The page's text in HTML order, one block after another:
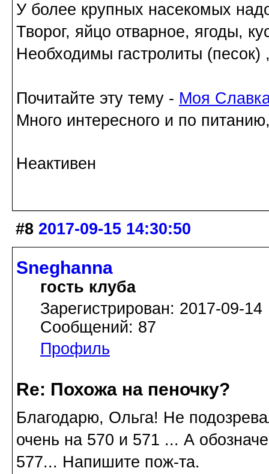
У более крупных насекомых
Творог, яйцо отварное, ягоды,
Необходимы гастролиты
Почитайте эту тему - Моя
Много интересного и по
Неактивен
#8 2017-09-15 14:30:50
Sneghanna
гость клуба
Зарегистрирован: 2017-09-14
Сообщений: 87
Профиль
Re: Похожа на пеночку?
Благодарю, Ольга! Не
очень на 570 и 571 ... А
577... Напишите пож-та.